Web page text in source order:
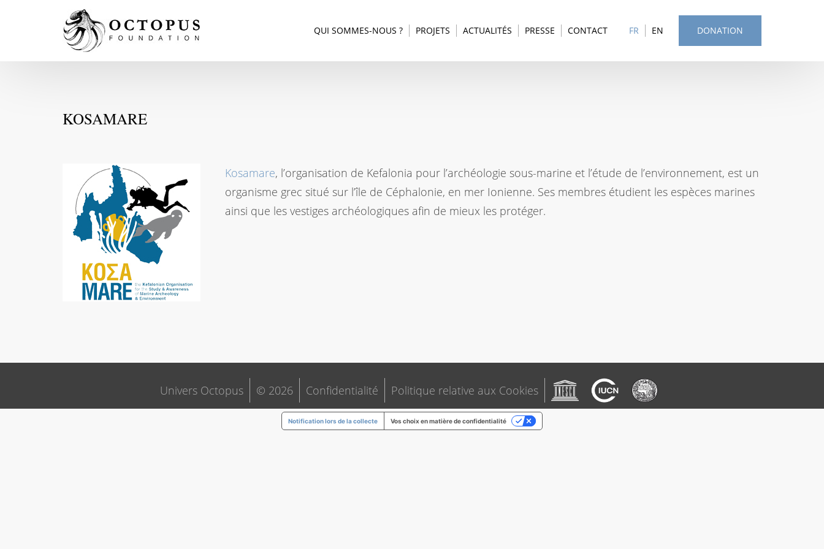
DONATION
FR EN
QUI SOMMES-NOUS ? PROJETS ACTUALITÉS PRESSE CONTACT
KOSAMARE
Kosamare, l’organisation de Kefalonia pour l’archéologie sous-marine et l’étude de l’environnement, est un
organisme grec situé sur l’île de Céphalonie, en mer Ionienne. Ses membres étudient les espèces marines
ainsi que les vestiges archéologiques afin de mieux les protéger.
Univers Octopus © 2026 Confidentialité Politique relative aux Cookies
Notification lors de la collecte Vos choix en matière de confidentialité